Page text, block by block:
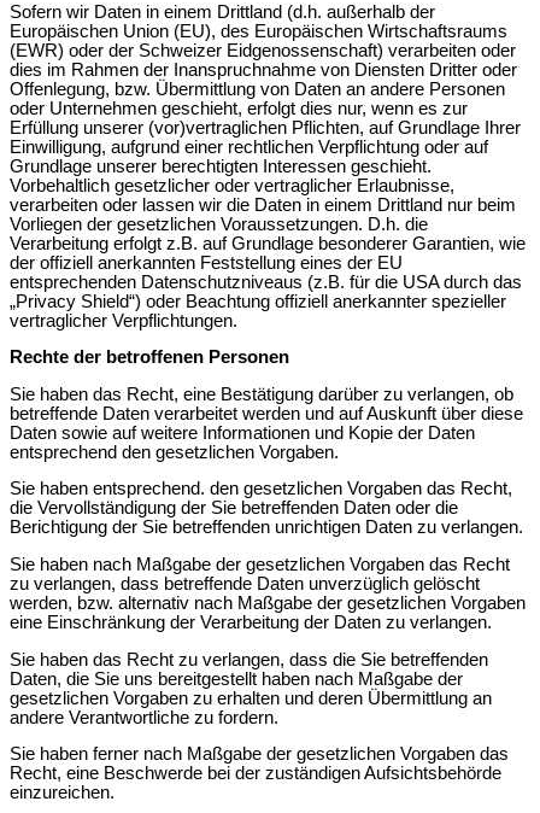
Sofern wir Daten in einem Drittland (d.h. außerhalb der
Europäischen Union (EU), des Europäischen Wirtschaftsraums
(EWR) oder der Schweizer Eidgenossenschaft) verarbeiten oder
dies im Rahmen der Inanspruchnahme von Diensten Dritter oder
Offenlegung, bzw. Übermittlung von Daten an andere Personen
oder Unternehmen geschieht, erfolgt dies nur, wenn es zur
Erfüllung unserer (vor)vertraglichen Pflichten, auf Grundlage Ihrer
Einwilligung, aufgrund einer rechtlichen Verpflichtung oder auf
Grundlage unserer berechtigten Interessen geschieht.
Vorbehaltlich gesetzlicher oder vertraglicher Erlaubnisse,
verarbeiten oder lassen wir die Daten in einem Drittland nur beim
Vorliegen der gesetzlichen Voraussetzungen. D.h. die
Verarbeitung erfolgt z.B. auf Grundlage besonderer Garantien, wie
der offiziell anerkannten Feststellung eines der EU
entsprechenden Datenschutzniveaus (z.B. für die USA durch das
„Privacy Shield“) oder Beachtung offiziell anerkannter spezieller
vertraglicher Verpflichtungen.
Rechte der betroffenen Personen
Sie haben das Recht, eine Bestätigung darüber zu verlangen, ob
betreffende Daten verarbeitet werden und auf Auskunft über diese
Daten sowie auf weitere Informationen und Kopie der Daten
entsprechend den gesetzlichen Vorgaben.
Sie haben entsprechend. den gesetzlichen Vorgaben das Recht,
die Vervollständigung der Sie betreffenden Daten oder die
Berichtigung der Sie betreffenden unrichtigen Daten zu verlangen.
Sie haben nach Maßgabe der gesetzlichen Vorgaben das Recht
zu verlangen, dass betreffende Daten unverzüglich gelöscht
werden, bzw. alternativ nach Maßgabe der gesetzlichen Vorgaben
eine Einschränkung der Verarbeitung der Daten zu verlangen.
Sie haben das Recht zu verlangen, dass die Sie betreffenden
Daten, die Sie uns bereitgestellt haben nach Maßgabe der
gesetzlichen Vorgaben zu erhalten und deren Übermittlung an
andere Verantwortliche zu fordern.
Sie haben ferner nach Maßgabe der gesetzlichen Vorgaben das
Recht, eine Beschwerde bei der zuständigen Aufsichtsbehörde
einzureichen.